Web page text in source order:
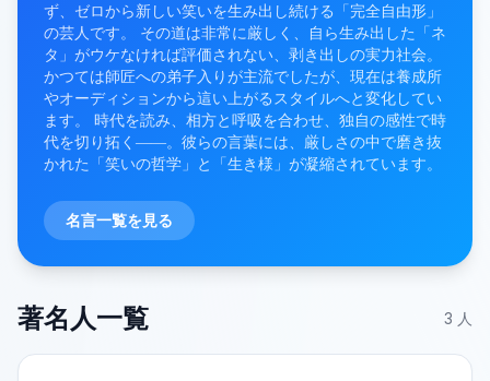
ず、ゼロから新しい笑いを生み出し続ける「完全自由形」
の芸人です。 その道は非常に厳しく、自ら生み出した「ネ
タ」がウケなければ評価されない、剥き出しの実力社会。
かつては師匠への弟子入りが主流でしたが、現在は養成所
やオーディションから這い上がるスタイルへと変化してい
ます。 時代を読み、相方と呼吸を合わせ、独自の感性で時
代を切り拓く――。彼らの言葉には、厳しさの中で磨き抜
かれた「笑いの哲学」と「生き様」が凝縮されています。
名言一覧を見る
著名人一覧 3 人